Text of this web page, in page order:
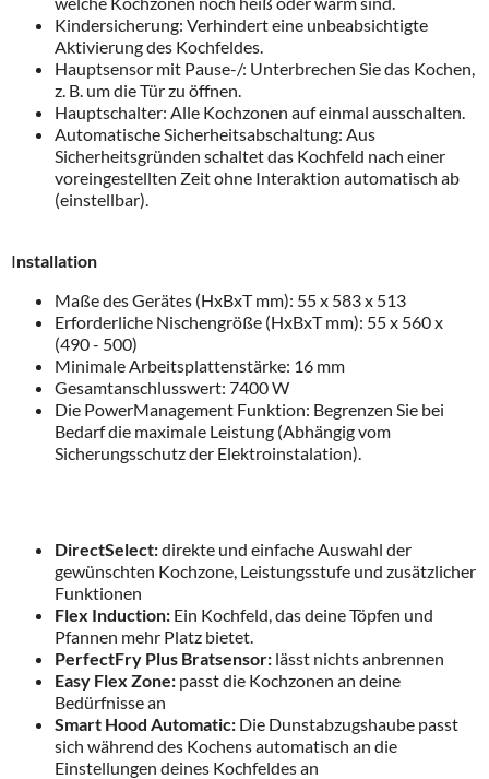
Kindersicherung: Verhindert eine unbeabsichtigte
Aktivierung des Kochfeldes.
Hauptsensor mit Pause-/: Unterbrechen Sie das Kochen,
z. B. um die Tür zu öffnen.
Hauptschalter: Alle Kochzonen auf einmal ausschalten.
Automatische Sicherheitsabschaltung: Aus
Sicherheitsgründen schaltet das Kochfeld nach einer
voreingestellten Zeit ohne Interaktion automatisch ab
(einstellbar).
Installation
Maße des Gerätes (HxBxT mm): 55 x 583 x 513
Erforderliche Nischengröße (HxBxT mm): 55 x 560 x
(490 - 500)
Minimale Arbeitsplattenstärke: 16 mm
Gesamtanschlusswert: 7400 W
Die PowerManagement Funktion: Begrenzen Sie bei
Bedarf die maximale Leistung (Abhängig vom
Sicherungsschutz der Elektroinstalation).
DirectSelect:direkte und einfache Auswahl der
gewünschten Kochzone, Leistungsstufe und zusätzlicher
Funktionen
Flex Induction: Ein Kochfeld, das deine Töpfen und
Pfannen mehr Platz bietet.
PerfectFry Plus Bratsensor: lässt nichts anbrennen
Easy Flex Zone: passt die Kochzonen an deine
Bedürfnisse an
Smart Hood Automatic: Die Dunstabzugshaube passt
sich während des Kochens automatisch an die
Einstellungen deines Kochfeldes an